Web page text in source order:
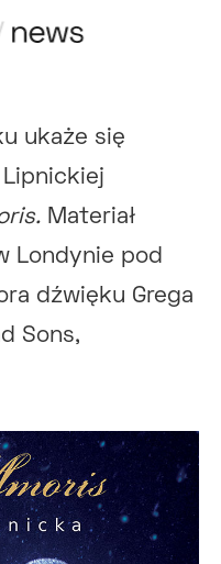
ukaże się
Materiał
Londynie pod
dźwięku Grega
Sons,